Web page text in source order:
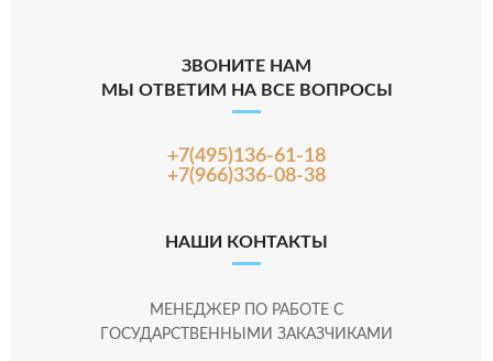
ЗВОНИТЕ НАМ
МЫ ОТВЕТИМ НА ВСЕ ВОПРОСЫ
+7(495)136-61-18
+7(966)336-08-38
НАШИ КОНТАКТЫ
МЕНЕДЖЕР ПО РАБОТЕ С
ГОСУДАРСТВЕННЫМИ ЗАКАЗЧИКАМИ